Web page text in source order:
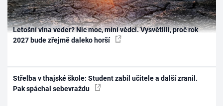
Letošní vlna veder? Nic moc, míní vědci. Vysvětlili, proč rok
2027 bude zřejmě daleko horší
Střelba v thajské škole: Student zabil učitele a další zranil.
Pak spáchal sebevraždu